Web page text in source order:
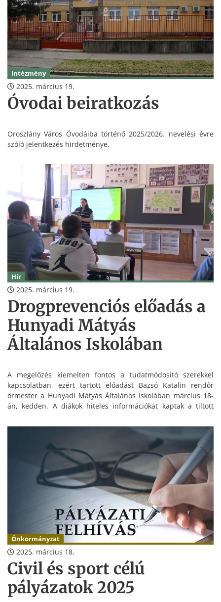
Intézmény
2025. március 19.
Óvodai beiratkozás
Oroszlány Város Óvodáiba történő 2025/2026. nevelési évre
szóló jelentkezés hirdetménye.
Hír
2025. március 19.
Drogprevenciós előadás a
Hunyadi Mátyás
Általános Iskolában
A megelőzés kiemelten fontos a tudatmódosító szerekkel
kapcsolatban, ezért tartott előadást Bazsó Katalin rendőr
őrmester a Hunyadi Mátyás Általános Iskolában március 18-
án, kedden. A diákok hiteles információkat kaptak a tiltott
a rájuk leselkedő kockázatokat.
Önkormányzat
2025. március 18.
Civil és sport célú
pályázatok 2025